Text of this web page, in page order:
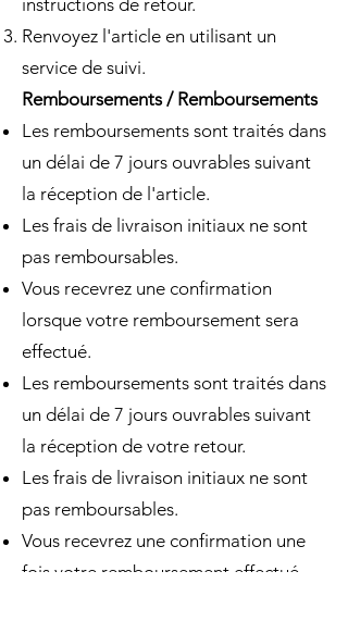
Renvoyez l'article en utilisant un
service de suivi.
Remboursements / Remboursements
Les remboursements sont traités dans
un délai de 7 jours ouvrables suivant
la réception de l'article.
Les frais de livraison initiaux ne sont
pas remboursables.
Vous recevrez une confirmation
lorsque votre remboursement sera
effectué.
Les remboursements sont traités dans
un délai de 7 jours ouvrables suivant
la réception de votre retour.
Les frais de livraison initiaux ne sont
pas remboursables.
Vous recevrez une confirmation une
fois votre remboursement effectué.